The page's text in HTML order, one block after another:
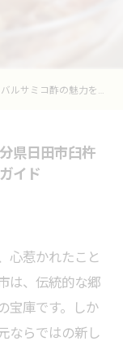
力を大分県日田市臼杵市の郷土食文化とともに味わう旅ガイド
県日田市臼杵
イド
心惹かれたこと
は、伝統的な郷
宝庫です。しか
ならではの新し